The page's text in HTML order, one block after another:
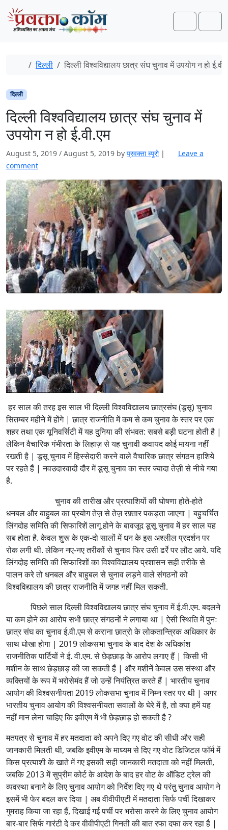
Skip to content
Skip to footer
Search
Home
दिल्ली दिल्ली विश्वविद्यालय छात्र संघ चुनाव में उपयोग न हो
दिल्ली
दिल्ली विश्वविद्यालय छात्र संघ चुनाव में
उपयोग न हो ई.वी.एम
August 5, 2019 / August 5, 2019 by प्रवक्‍ता ब्यूरो |
Leave a
comment
हर साल की तरह इस साल भी दिल्ली विश्वविद्यालय छात्रसंघ (डूसू) चुनाव
सितम्बर महीने में होंगे | छात्र राजनीति में कम से कम चुनाव के स्तर पर एक
शहर तथा एक यूनिवर्सिटी में यह दुनिया की संभवत: सबसे बड़ी घटना होती है |
लेकिन वैचारिक गंभीरता के लिहाज़ से यह चुनावी कवायद कोई मायना नहीं
रखती है | डूसू चुनाव में हिस्सेदारी करने वाले वैचारिक छात्र संगठन हाशिये
पर रहते हैं | नवउदारवादी दौर में डूसू चुनाव का स्तर ज्यादा तेज़ी से नीचे गया
है.
चुनाव की तारीख और प्रत्याशियों की घोषणा होते-होते
धनबल और बाहुबल का प्रयोग तेज़ से तेज़ रफ़्तार पकड़ता जाएगा | बहुचर्चित
लिंगदोह समिति की सिफारिशें लागू होने के बावजूद डूसू चुनाव में हर साल यह
सब होता है. केवल शुरू के एक-दो सालों में धन के इस अश्लील प्रदर्शन पर
रोक लगी थी. लेकिन नए-नए तरीकों से चुनाव फिर उसी ढर्रे पर लौट आये. यदि
लिंगदोह समिति की सिफारिशों का विश्वविद्यालय प्रशासन सही तरीके से
पालन करे तो धनबल और बाहुबल से चुनाव लड़ने वाले संगठनों को
विश्वविद्यालय की छात्र राजनीति में जगह नहीं मिल सकती.
पिछले साल दिल्ली विश्वविद्यालय छात्र संघ चुनाव में ई.वी.एम. बदलने
या कम होने का आरोप सभी छात्र संगठनों ने लगाया था | ऐसी स्थिति में पुनः
छात्र संघ का चुनाव ई.वी.एम से कराना छात्रो के लोकतान्त्रिक अधिकार के
साथ धोखा होगा | 2019 लोकसभा चुनाव के बाद देश के अधिकांश
राजनीतिक पार्टियों ने ई. वी.एम. से छेड़छाड़ के आरोप लगाए हैं | किसी भी
मशीन के साथ छेड़छाड़ की जा सकती हैं | और मशीनें केवल उस संस्था और
व्यक्तियों के रूप में भरोसेमंद हैं जो उन्हें नियंत्रित करते हैं | भारतीय चुनाव
आयोग की विश्वसनीयता 2019 लोकसभा चुनाव में निम्न स्तर पर थी | अगर
भारतीय चुनाव आयोग की विश्वसनीयता सवालों के घेरे में है, तो क्या हमें यह
नहीं मान लेना चाहिए कि इवीएम में भी छेड़छाड़ हो सकती है ?
मतपत्र से चुनाव में हर मतदाता को अपने दिए गए वोट की सीधी और सही
जानकारी मिलती थी, जबकि इवीएम के माध्यम से दिए गए वोट डिजिटल फॉर्म में
किस प्रत्याशी के खाते में गए इसकी सही जानकारी मतदाता को नहीं मिलती,
जबकि 2013 में सुप्रीम कोर्ट के आदेश के बाद हर वोट के ऑडिट ट्रेल की
व्यवस्था बनाने के लिए चुनाव आयोग को निर्देश दिए गए थे परंतु चुनाव आयोग ने
इसमें भी फेर बदल कर दिया | अब वीवीपीएटी में मतदाता सिर्फ पर्ची दिखाकर
गुमराह किया जा रहा हैं, दिखाई गई पर्ची पर भरोसा करने के लिए चुनाव आयोग
बार-बार सिर्फ गारंटी दे कर वीवीपीएटी गिनती की बात रफा दफा कर रहा है |